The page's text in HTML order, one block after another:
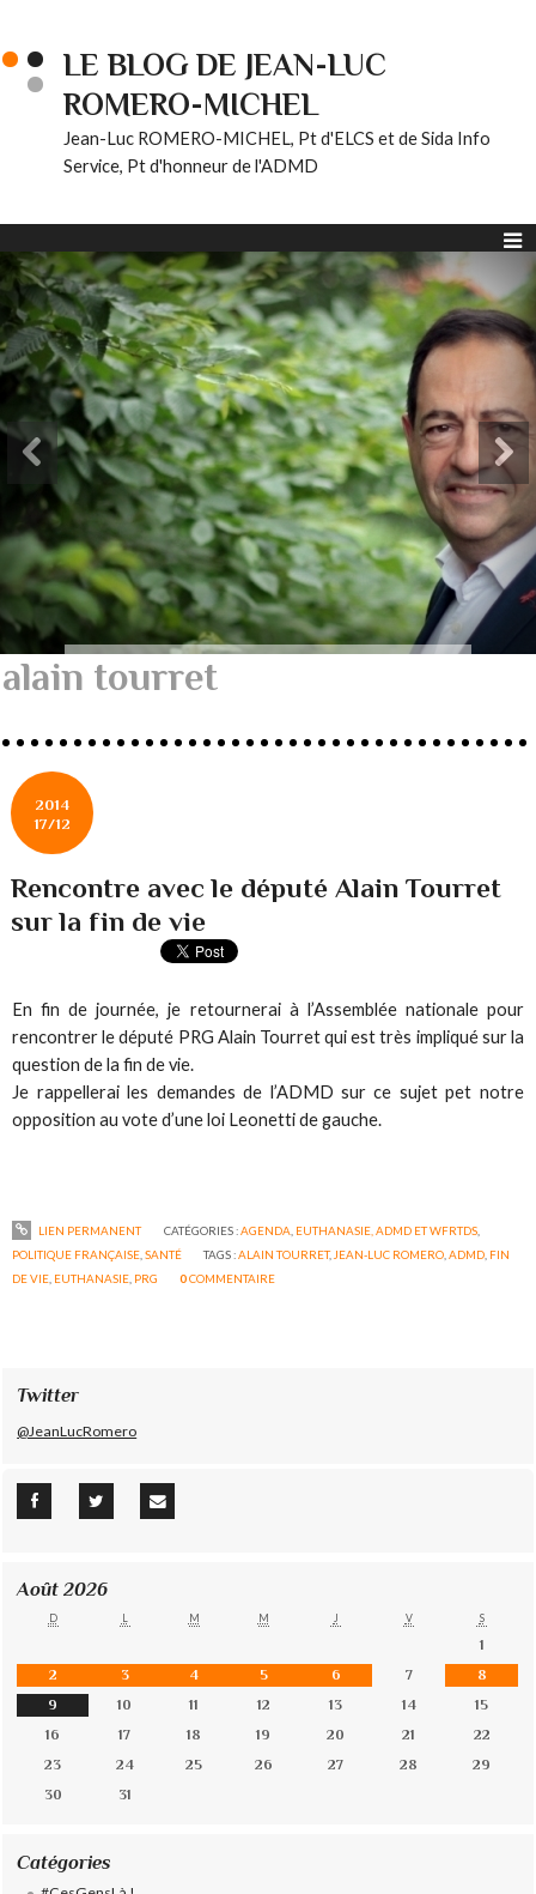
LE BLOG DE JEAN-LUC
ROMERO-MICHEL
Jean-Luc ROMERO-MICHEL, Pt d'ELCS et de Sida Info
Service, Pt d'honneur de l'ADMD
alain tourret
2014
17/12
Rencontre avec le député Alain Tourret
sur la fin de vie
En fin de journée, je retournerai à l’Assemblée nationale pour
rencontrer le député PRG Alain Tourret qui est très impliqué sur la
question de la fin de vie.
Je rappellerai les demandes de l’ADMD sur ce sujet pet notre
opposition au vote d’une loi Leonetti de gauche.
LIEN PERMANENT CATÉGORIES :AGENDA EUTHANASIE, ADMD ET WFRTDS,
POLITIQUE FRANÇAISE ,SANTÉ TAGS :ALAIN TOURRET, JEAN-LUC ROMERO ,ADMD FIN
DE VIE EUTHANASIE PRG 0COMMENTAIRE
Twitter
@JeanLucRomero
Août 2026
D L M M J V S
1
2
3 4 5 6 7
8
9
10 11 12 13 14
15
16
17 18 19 20 21
22
23
24 25 26 27 28
29
30
31
Catégories